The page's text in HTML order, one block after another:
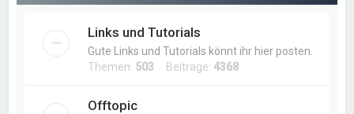
Links und Tutorials
Gute Links und Tutorials könnt ihr hier posten.
Themen: 503 Beiträge:4368
Offtopic